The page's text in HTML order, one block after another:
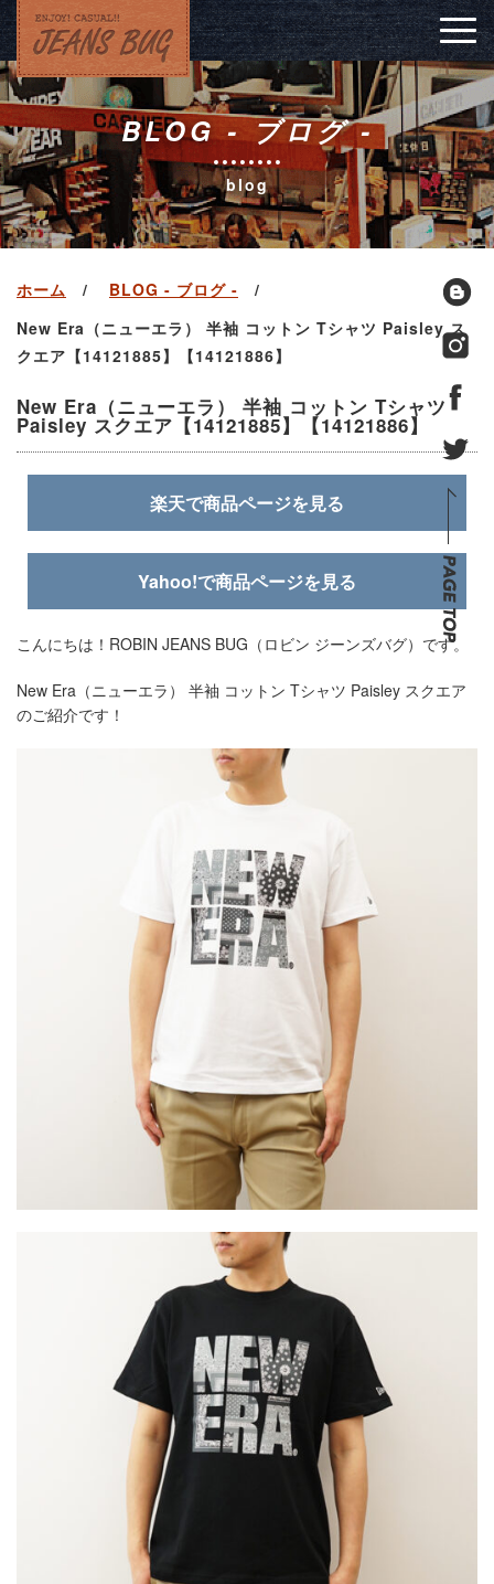
BLOG - ブログ -
blog
ホーム
BLOG - ブログ -
New Era（ニューエラ） 半袖 コットン Tシャツ Paisley ス
クエア【14121885】【14121886】
New Era（ニューエラ） 半袖 コットン Tシャツ
Paisley スクエア【14121885】【14121886】
楽天で商品ページを見る
Yahoo!で商品ページを見る
こんにちは！ROBIN JEANS BUG（ロビン ジーンズバグ）です。
New Era（ニューエラ） 半袖 コットン Tシャツ Paisley スクエア
のご紹介です！